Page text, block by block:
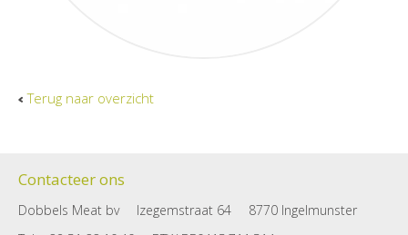
Terug naar overzicht
Contacteer ons
Dobbels Meat bv Izegemstraat 64
8770 Ingelmunster